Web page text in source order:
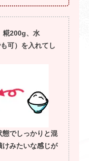
糀200g、水
可）を入れてし
でしっかりと混
けみたいな感じが